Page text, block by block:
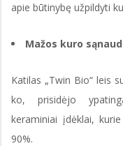
apie būtinybę užpildyti
Mažos kuro
Katilas „Twin Bio“ leis
ko, prisidėjo
keraminiai įdėklai,
90%.